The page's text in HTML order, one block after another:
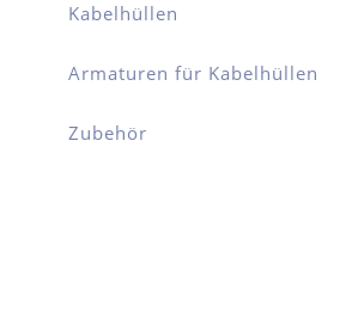
Kabelhüllen
Armaturen für Kabelhüllen
Zubehör